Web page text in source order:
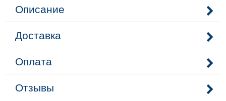
Описание
Доставка
Оплата
Отзывы